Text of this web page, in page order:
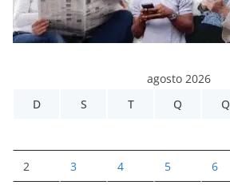
agosto 2026
D
S T Q Q
2 3 4 5 6